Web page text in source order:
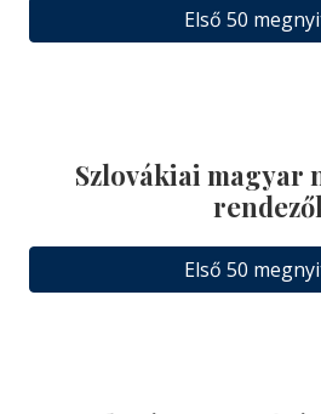
Első 50
Szlovákiai magyar
Első 50